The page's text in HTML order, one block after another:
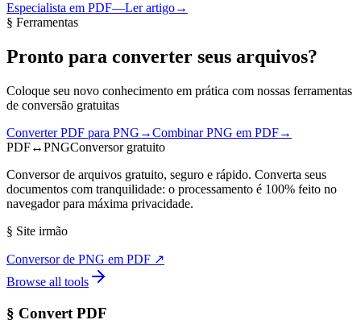
Especialista em PDF—Ler artigo→
§ Ferramentas
Pronto para converter seus arquivos?
Coloque seu novo conhecimento em prática com nossas ferramentas
de conversão gratuitas
Converter PDF para PNG →Combinar PNG em PDF→
PDF↔PNGConversor gratuito
Conversor de arquivos gratuito, seguro e rápido. Converta seus
documentos com tranquilidade: o processamento é 100% feito no
navegador para máxima privacidade.
§ Site irmão
Conversor de PNG em PDF ↗
Browse all tools
§ Convert PDF